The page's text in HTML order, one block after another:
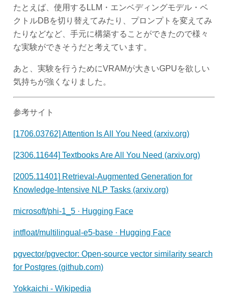
たとえば、使用するLLM・エンベディングモデル・ベ
クトルDBを切り替えてみたり、プロンプトを変えてみ
たりなどなど、手元に構築することができたので様々
な実験ができそうだと考えています。
あと、実験を行うためにVRAMが大きいGPUを欲しい
気持ちが強くなりました。
参考サイト
[1706.03762] Attention Is All You Need (arxiv.org)
[2306.11644] Textbooks Are All You Need (arxiv.org)
[2005.11401] Retrieval-Augmented Generation for
Knowledge-Intensive NLP Tasks (arxiv.org)
microsoft/phi-1_5 · Hugging Face
intfloat/multilingual-e5-base · Hugging Face
pgvector/pgvector: Open-source vector similarity search
for Postgres (github.com)
Yokkaichi - Wikipedia